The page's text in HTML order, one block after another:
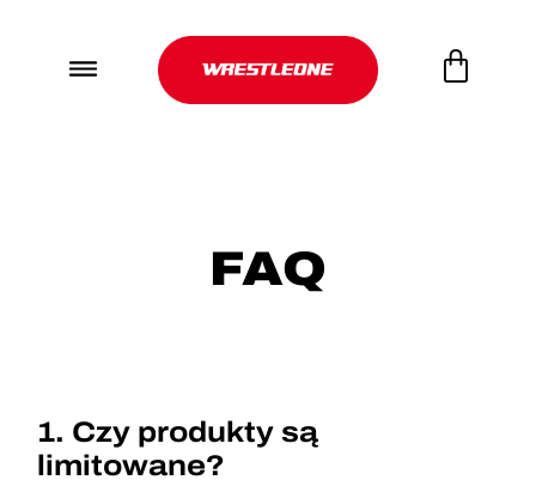
FAQ
1. Czy produkty są
limitowane?